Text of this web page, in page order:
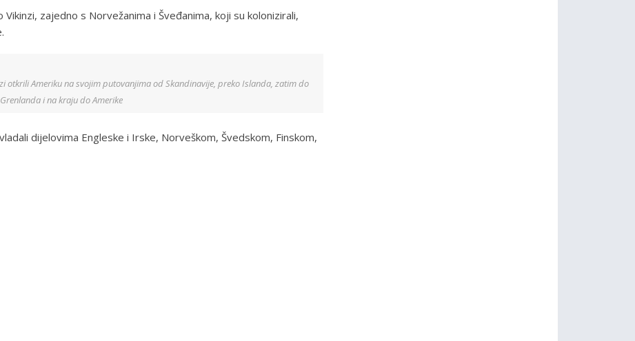
zajedno s Norvežanima i Šveđanima, koji su kolonizirali,
otkrili Ameriku na svojim putovanjima od Skandinavije, preko Islanda, zatim do
Grenlanda i na kraju do Amerike
dijelovima Engleske i Irske, Norveškom, Švedskom, Finskom,